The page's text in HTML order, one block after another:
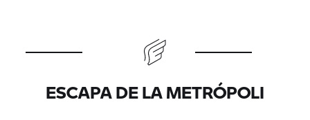
ESCAPA DE LA METRÓPOLI